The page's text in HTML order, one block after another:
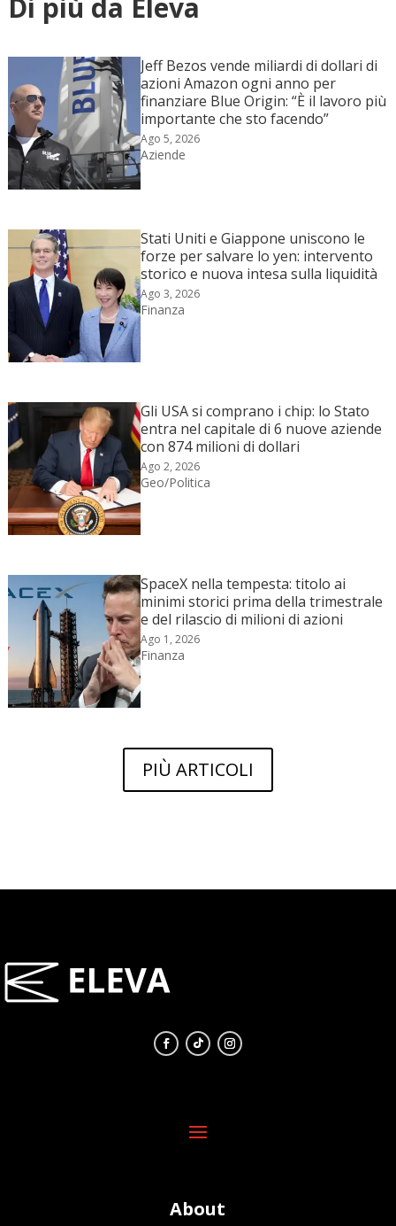
Di più da Eleva
Jeff Bezos vende miliardi di dollari di
azioni Amazon ogni anno per
finanziare Blue Origin: “È il lavoro più
importante che sto facendo”
Ago 5, 2026
Aziende
Stati Uniti e Giappone uniscono le
forze per salvare lo yen: intervento
storico e nuova intesa sulla liquidità
Ago 3, 2026
Finanza
Gli USA si comprano i chip: lo Stato
entra nel capitale di 6 nuove aziende
con 874 milioni di dollari
Ago 2, 2026
Geo/Politica
SpaceX nella tempesta: titolo ai
minimi storici prima della trimestrale
e del rilascio di milioni di azioni
Ago 1, 2026
Finanza
PIÙ ARTICOLI
About